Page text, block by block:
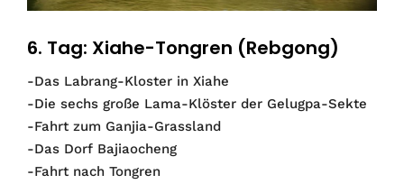
6. Tag: Xiahe-Tongren (Rebgong)
-Das Labrang-Kloster in Xiahe
-Die sechs große Lama-Klöster der Gelugpa-Sekte
-Fahrt zum Ganjia-Grassland
-Das Dorf Bajiaocheng
-Fahrt nach Tongren